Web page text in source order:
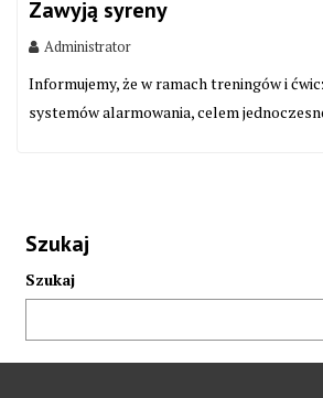
Zawyją syreny
Administrator
Informujemy, że w ramach treningów i
systemów alarmowania, celem
Szukaj
Szukaj